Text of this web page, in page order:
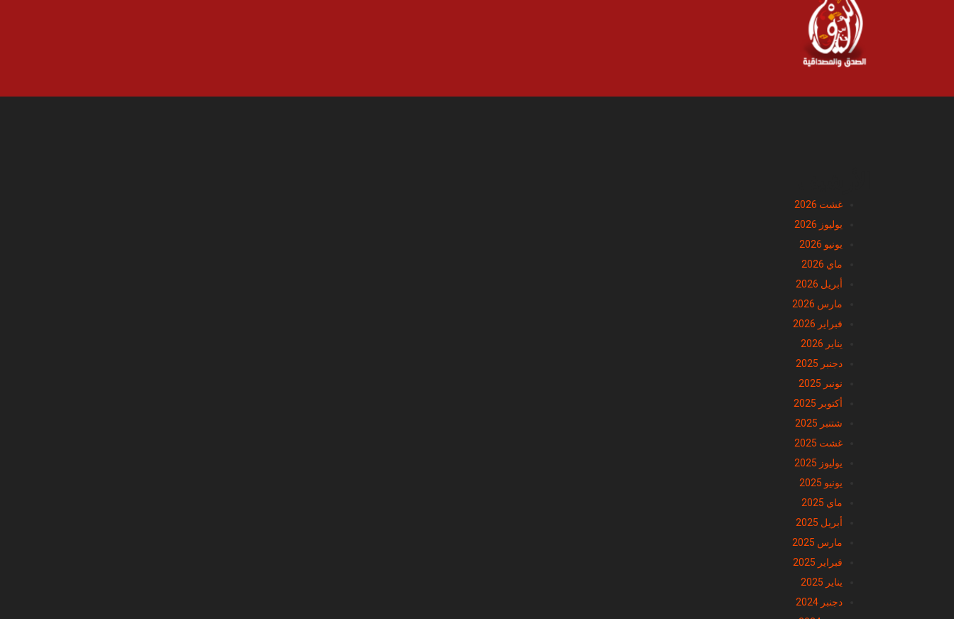
غشت 2026
يوليوز 2026
يونيو 2026
ماي 2026
أبريل 2026
مارس 2026
فبراير 2026
يناير 2026
دجنبر 2025
نونبر 2025
أكتوبر 2025
شتنبر 2025
غشت 2025
يوليوز 2025
يونيو 2025
ماي 2025
أبريل 2025
مارس 2025
فبراير 2025
يناير 2025
دجنبر 2024